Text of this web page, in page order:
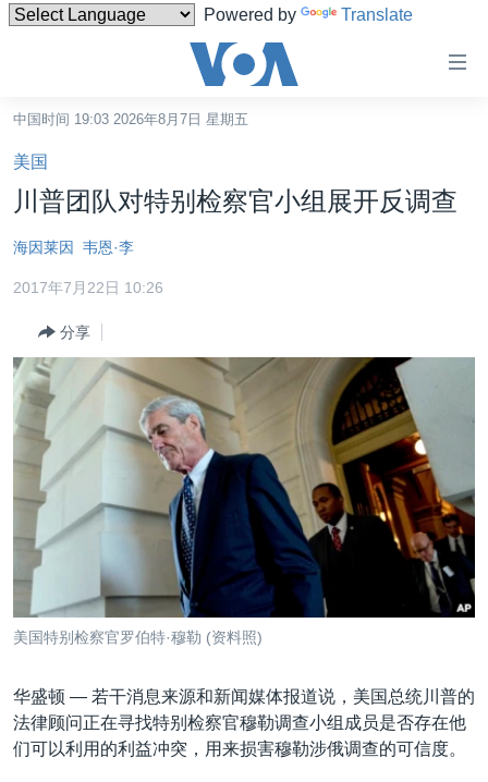
Powered by Translate
碍
链
接
跳
转
内
转
导
转
索
中国
台湾
港澳
国际
最新国际新闻
印太
中东
欧洲
非洲
美洲
全球议题
分类新闻
经济·金融·贸易
人权·法律·宗教
科教·文娱·体健
军事
劳工
环境
美中关系
热点专题
白宫要闻
国会报道
美中关系
美国建国250周年
美国之音专访
重要讲话与声明
VOA视频
VOA今日焦点
中文广播
关注我们
中国时间 19:03 2026年8月7日 星期五
美国
川普团队对特别检察官小组展开反调查
海因莱因 韦恩·李
2017年7月22日 10:26
分享
美国特别检察官罗伯特·穆勒 (资料照)
华盛顿 — 若干消息来源和新闻媒体报道说，美国总统川普的
法律顾问正在寻找特别检察官穆勒调查小组成员是否存在他
们可以利用的利益冲突，用来损害穆勒涉俄调查的可信度。